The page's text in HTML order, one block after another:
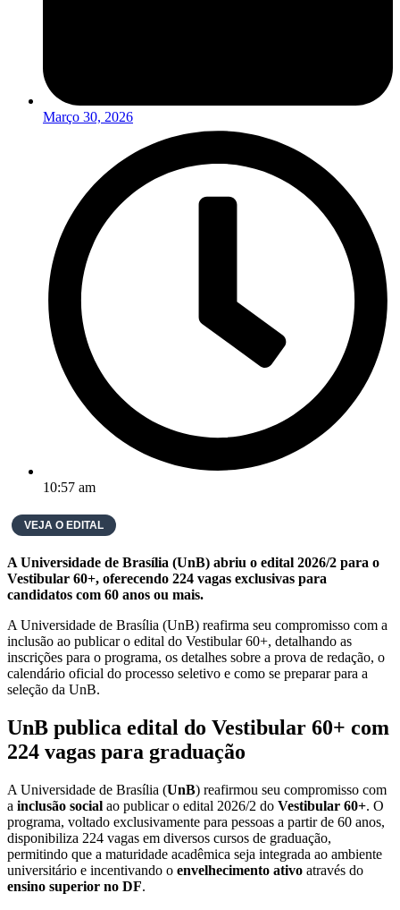
Março 30, 2026
10:57 am
VEJA O EDITAL
A Universidade de Brasília (UnB) abriu o edital 2026/2 para o
Vestibular 60+, oferecendo 224 vagas exclusivas para
candidatos com 60 anos ou mais.
A Universidade de Brasília (UnB) reafirma seu compromisso com a
inclusão ao publicar o edital do Vestibular 60+, detalhando as
inscrições para o programa, os detalhes sobre a prova de redação, o
calendário oficial do processo seletivo e como se preparar para a
seleção da UnB.
UnB publica edital do Vestibular 60+ com
224 vagas para graduação
A Universidade de Brasília (UnB) reafirmou seu compromisso com
a inclusão social ao publicar o edital 2026/2 do Vestibular 60+. O
programa, voltado exclusivamente para pessoas a partir de 60 anos,
disponibiliza 224 vagas em diversos cursos de graduação,
permitindo que a maturidade acadêmica seja integrada ao ambiente
universitário e incentivando o envelhecimento ativo através do
ensino superior no DF.